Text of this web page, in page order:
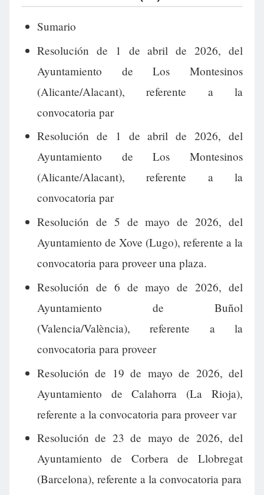
Sumario
Resolución de 1 de abril de 2026, del
Ayuntamiento de Los Montesinos
(Alicante/Alacant), referente a la
convocatoria par
Resolución de 1 de abril de 2026, del
Ayuntamiento de Los Montesinos
(Alicante/Alacant), referente a la
convocatoria par
Resolución de 5 de mayo de 2026, del
Ayuntamiento de Xove (Lugo), referente a la
convocatoria para proveer una plaza.
Resolución de 6 de mayo de 2026, del
Ayuntamiento de Buñol
(Valencia/València), referente a la
convocatoria para proveer
Resolución de 19 de mayo de 2026, del
Ayuntamiento de Calahorra (La Rioja),
referente a la convocatoria para proveer var
Resolución de 23 de mayo de 2026, del
Ayuntamiento de Corbera de Llobregat
(Barcelona), referente a la convocatoria para